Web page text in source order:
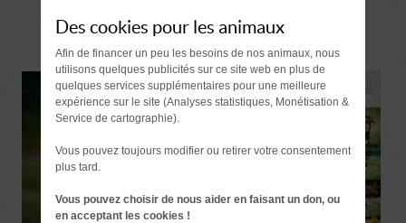
Des cookies pour les animaux
Afin de financer un peu les besoins de nos animaux, nous
utilisons quelques publicités sur ce site web en plus de
quelques services supplémentaires pour une meilleure
expérience sur le site (Analyses statistiques, Monétisation &
Service de cartographie).
Vous pouvez toujours modifier ou retirer votre consentement
plus tard.
Vous pouvez choisir de nous aider en faisant un don, ou
en acceptant les cookies !